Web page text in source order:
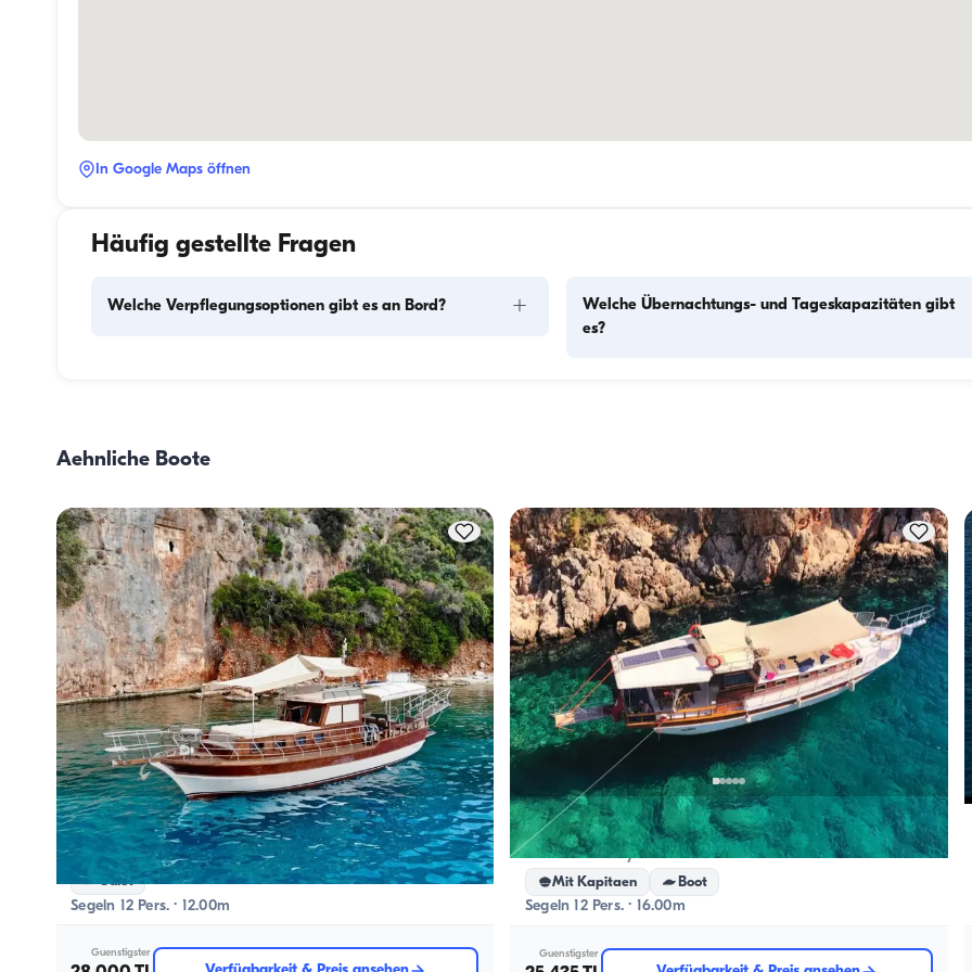
In Google Maps öffnen
Häufig gestellte Fragen
Welche Verpflegungsoptionen gibt es an Bord? +
Zubereitung der Mahlzeiten übernimmt die Crew.
Welche Übernachtungs- und Tageskapazitäten gibt
es?
Tagesvermietungen gilt die Tageskapazität.
Aehnliche Boote
Kaş, Antalya Neues Boot
Unvergesslicher 12-Personen-Meeresurlaub mit einer luxuriösen 12-Meter-Gulet in Kaş und spezielle Pakete
Gulet
Segeln 12 Pers. · 12.00m
Guenstigster
Kaş, Antalya 5.0(1 Bewertung )
Are You Ready for a Blaue Reise in Kas with a 12-Personen Kapazität?
Mit Kapitaen Boot
Segeln 12 Pers. · 16.00m
Guenstigster